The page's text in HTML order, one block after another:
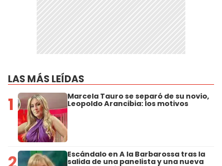
LAS MÁS LEÍDAS
1 Marcela Tauro se separó de su novio,
Leopoldo Arancibia: los motivos
Escándalo en A la Barbarossa tras la
salida de una panelista y una nueva